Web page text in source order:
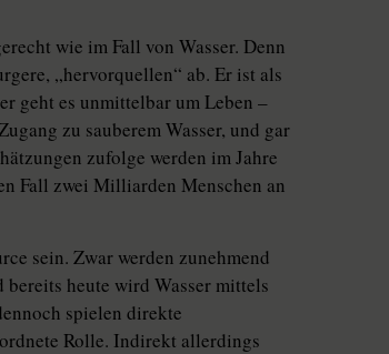
wie im Fall von Wasser. Denn
„hervorquellen“ ab. Er ist als
geht es unmittelbar um Leben –
zu sauberem Wasser, und gar
zufolge werden im Jahre
Fall zwei Milliarden Menschen an
sein. Zwar werden zunehmend
heute wird Wasser mittels
spielen direkte
Rolle. Indirekt allerdings